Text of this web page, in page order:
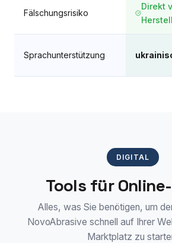
Fälschungsrisiko
Direkt
Sprachunterstützung
DIGITAL
Tools für
Alles, was Sie benötigen, um
NovoAbrasive schnell auf Ihrer
Marktplatz zu